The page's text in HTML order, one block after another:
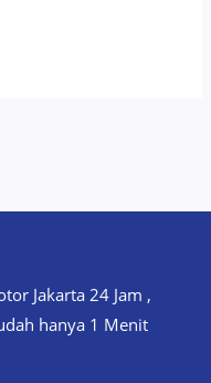
Jakarta 24 Jam ,
hanya 1 Menit